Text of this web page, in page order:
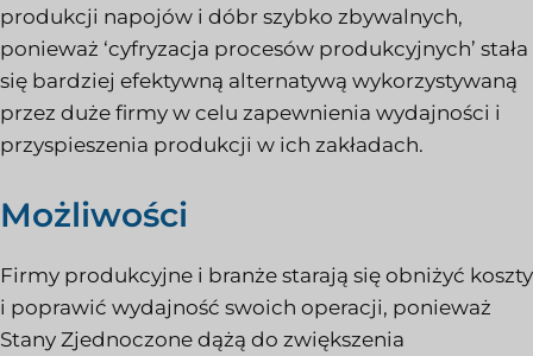
produkcji napojów i dóbr szybko zbywalnych,
ponieważ ‘cyfryzacja procesów produkcyjnych’ stała
się bardziej efektywną alternatywą wykorzystywaną
przez duże firmy w celu zapewnienia wydajności i
przyspieszenia produkcji w ich zakładach.
Możliwości
Firmy produkcyjne i branże starają się obniżyć koszty
i poprawić wydajność swoich operacji, ponieważ
Stany Zjednoczone dążą do zwiększenia